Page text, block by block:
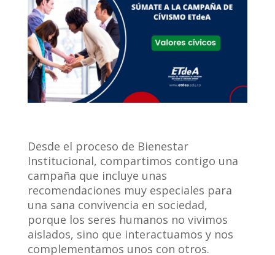
Desde el proceso de Bienestar
Institucional, compartimos contigo una
campaña que incluye unas
recomendaciones muy especiales para
una sana convivencia en sociedad,
porque los seres humanos no vivimos
aislados, sino que interactuamos y nos
complementamos unos con otros.